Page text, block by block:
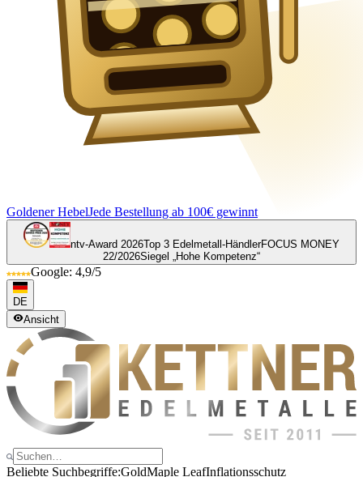
Goldener HebelJede Bestellung ab 100€ gewinnt
ntv-Award 2026Top 3 Edelmetall-HändlerFOCUS MONEY
22/2026Siegel „Hohe Kompetenz“
Google: 4,9/5
DE
Ansicht
Beliebte Suchbegriffe:GoldMaple LeafInflationsschutz